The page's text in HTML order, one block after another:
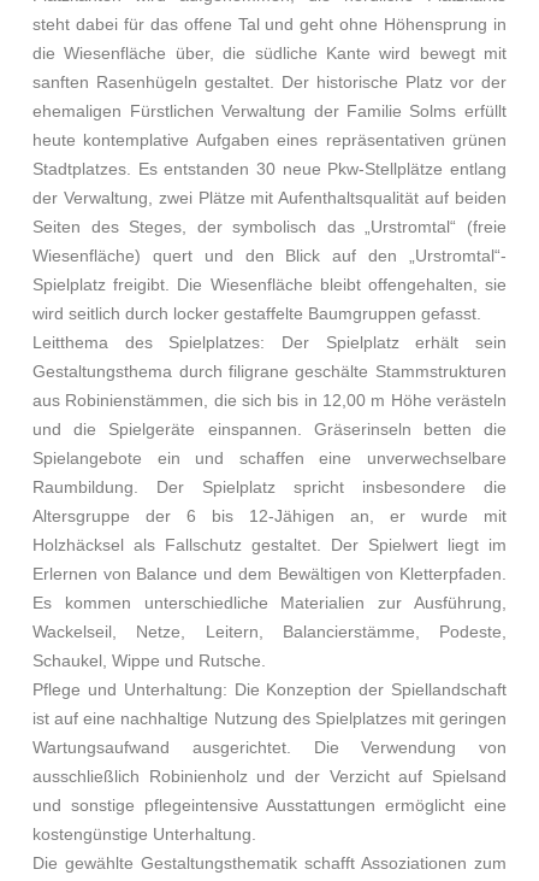
steht dabei für das offene Tal und geht ohne Höhensprung in
die Wiesenfläche über, die südliche Kante wird bewegt mit
sanften Rasenhügeln gestaltet. Der historische Platz vor der
ehemaligen Fürstlichen Verwaltung der Familie Solms erfüllt
heute kontemplative Aufgaben eines repräsentativen grünen
Stadtplatzes. Es entstanden 30 neue Pkw-Stellplätze entlang
der Verwaltung, zwei Plätze mit Aufenthaltsqualität auf beiden
Seiten des Steges, der symbolisch das „Urstromtal“ (freie
Wiesenfläche) quert und den Blick auf den „Urstromtal“-
Spielplatz freigibt. Die Wiesenfläche bleibt offengehalten, sie
wird seitlich durch locker gestaffelte Baumgruppen gefasst.
Leitthema des Spielplatzes: Der Spielplatz erhält sein
Gestaltungsthema durch filigrane geschälte Stammstrukturen
aus Robinienstämmen, die sich bis in 12,00 m Höhe verästeln
und die Spielgeräte einspannen. Gräserinseln betten die
Spielangebote ein und schaffen eine unverwechselbare
Raumbildung. Der Spielplatz spricht insbesondere die
Altersgruppe der 6 bis 12-Jähigen an, er wurde mit
Holzhäcksel als Fallschutz gestaltet. Der Spielwert liegt im
Erlernen von Balance und dem Bewältigen von Kletterpfaden.
Es kommen unterschiedliche Materialien zur Ausführung,
Wackelseil, Netze, Leitern, Balancierstämme, Podeste,
Schaukel, Wippe und Rutsche.
Pflege und Unterhaltung: Die Konzeption der Spiellandschaft
ist auf eine nachhaltige Nutzung des Spielplatzes mit geringen
Wartungsaufwand ausgerichtet. Die Verwendung von
ausschließlich Robinienholz und der Verzicht auf Spielsand
und sonstige pflegeintensive Ausstattungen ermöglicht eine
kostengünstige Unterhaltung.
Die gewählte Gestaltungsthematik schafft Assoziationen zum